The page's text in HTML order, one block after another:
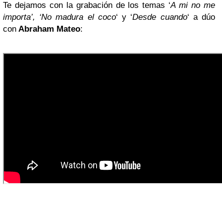
Te dejamos con la grabación de los temas ‘A mi no me
importa’, ‘No madura el coco‘ y ‘Desde cuando‘ a dúo
con Abraham Mateo: